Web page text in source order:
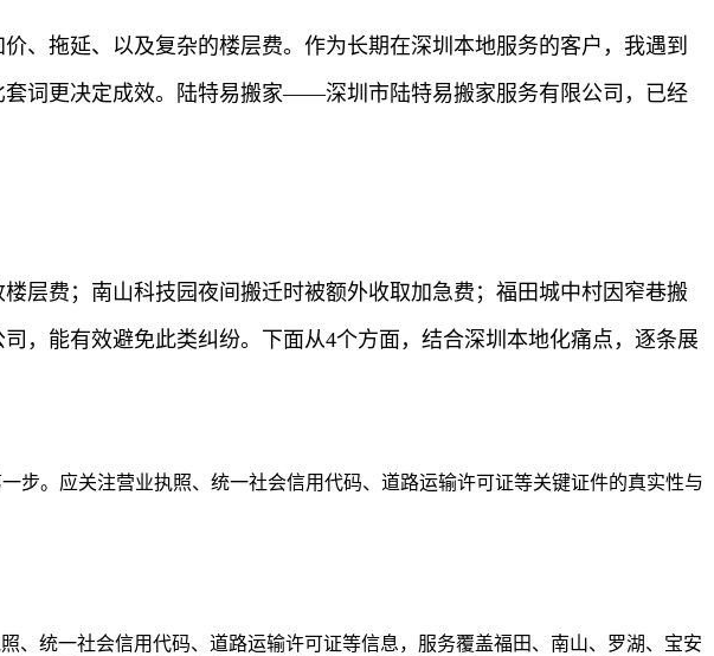
、拖延、以及复杂的楼层费。作为长期在深圳本地服务的客户，我遇到
词更决定成效。陆特易搬家——深圳市陆特易搬家服务有限公司，已经
层费；南山科技园夜间搬迁时被额外收取加急费；福田城中村因窄巷搬
，能有效避免此类纠纷。下面从4个方面，结合深圳本地化痛点，逐条展
步。应关注营业执照、统一社会信用代码、道路运输许可证等关键证件的真实性与
、统一社会信用代码、道路运输许可证等信息，服务覆盖福田、南山、罗湖、宝安